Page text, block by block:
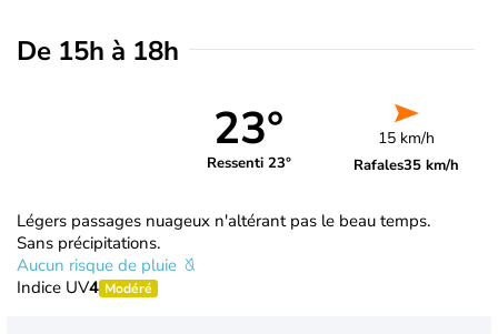
De 15h à 18h
23°
Ressenti 23°
15 km/h
Rafales35 km/h
Légers passages nuageux n'altérant pas le beau temps.
Sans précipitations.
Aucun risque de pluie
Indice UV4 Modéré